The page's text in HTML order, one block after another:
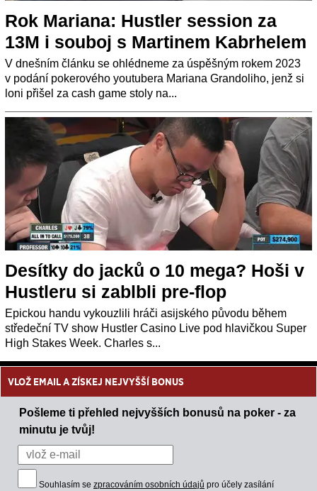
Rok Mariana: Hustler session za
13M i souboj s Martinem Kabrhelem
V dnešním článku se ohlédneme za úspěšným rokem 2023
v podání pokerového youtubera Mariana Grandoliho, jenž si
loni přišel za cash game stoly na...
Desítky do jacků o 10 mega? Hoši v
Hustleru si zablbli pre-flop
Epickou handu vykouzlili hráči asijského původu během
středeční TV show Hustler Casino Live pod hlavičkou Super
High Stakes Week. Charles s...
VLOŽ EMAIL A ZÍSKEJ NEJVYŠŠÍ BONUS
Pošleme ti přehled nejvyšších bonusů na poker - za
minutu je tvůj!
Souhlasím se zpracováním osobních údajů pro účely zasílání